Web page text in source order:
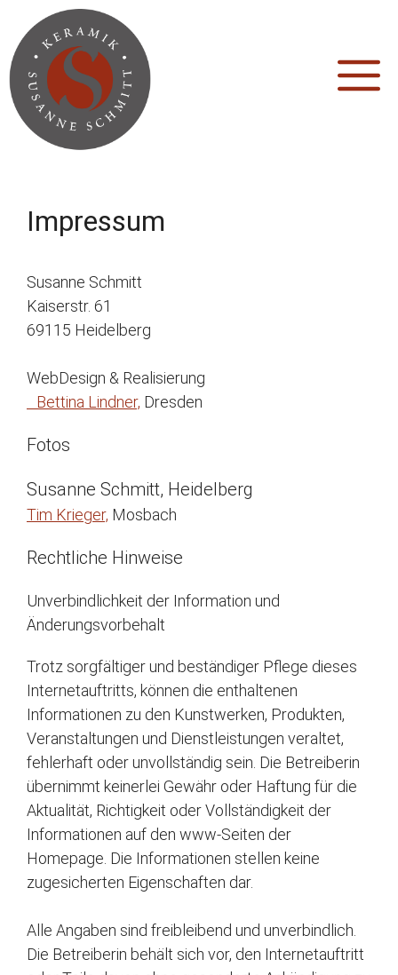
Inhalt
springen
Impressum
Susanne Schmitt
Kaiserstr. 61
69115 Heidelberg
WebDesign & Realisierung
Bettina Lindner, Dresden
Fotos
Susanne Schmitt, Heidelberg
Tim Krieger, Mosbach
Rechtliche Hinweise
Unverbindlichkeit der Information und
Änderungsvorbehalt
Trotz sorgfältiger und beständiger Pflege dieses
Internetauftritts, können die enthaltenen
Informationen zu den Kunstwerken, Produkten,
Veranstaltungen und Dienstleistungen veraltet,
fehlerhaft oder unvollständig sein. Die Betreiberin
übernimmt keinerlei Gewähr oder Haftung für die
Aktualität, Richtigkeit oder Vollständigkeit der
Informationen auf den www-Seiten der
Homepage. Die Informationen stellen keine
zugesicherten Eigenschaften dar.
Alle Angaben sind freibleibend und unverbindlich.
Die Betreiberin behält sich vor, den Internetauftritt